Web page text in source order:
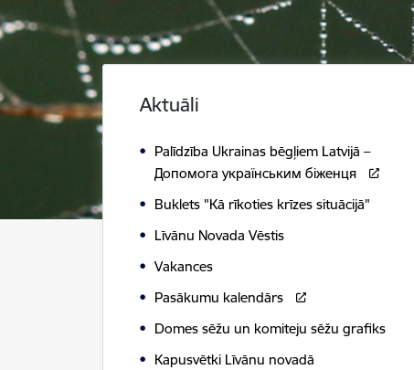
Aktuāli
Palīdzība Ukrainas bēgļiem Latvijā –
Допомога українським біженця
Buklets "Kā rīkoties krīzes situācijā"
Līvānu Novada Vēstis
Vakances
Pasākumu kalendārs
Domes sēžu un komiteju sēžu grafiks
Kapusvētki Līvānu novadā